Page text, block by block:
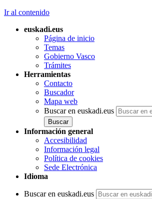
Ir al contenido
euskadi.eus
Página de inicio
Temas
Gobierno Vasco
Trámites
Herramientas
Contacto
Buscador
Mapa web
Buscar en euskadi.eus
Información general
Accesibilidad
Información legal
Política de cookies
Sede Electrónica
Idioma
Buscar en euskadi.eus